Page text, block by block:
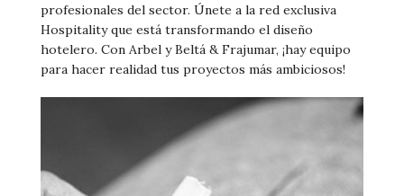
profesionales del sector. Únete a la red exclusiva
Hospitality que está transformando el diseño
hotelero. Con Arbel y Beltá & Frajumar, ¡hay equipo
para hacer realidad tus proyectos más ambiciosos!